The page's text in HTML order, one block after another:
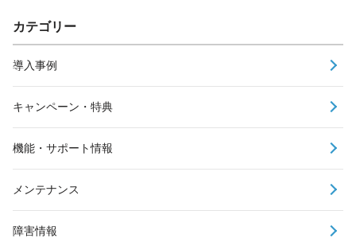
カテゴリー
導入事例
キャンペーン・特典
機能・サポート情報
メンテナンス
障害情報